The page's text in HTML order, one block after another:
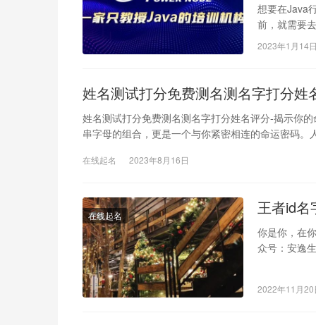
想要在Java
前，就需要
有名的Java
2023年1月14
姓名测试打分免费测名测名字打分姓
姓名测试打分免费测名测名字打分姓名评分-揭示你
串字母的组合，更是一个与你紧密相连的命运密码
在线起名 2023年8月16日
在线起名 王者id名
你是你，在
众号：安逸
2022年11月20